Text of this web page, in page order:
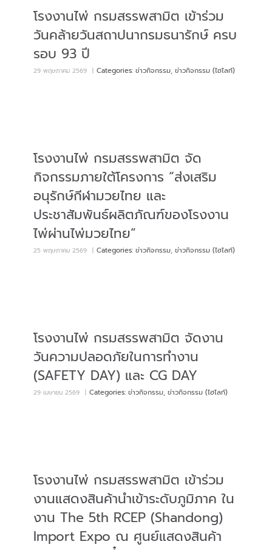
โรงงานไพ่ กรมสรรพสามิต เข้าร่วม
วันคล้ายวันสถาปนากรมธนารักษ์ ครบ
รอบ 93 ปี
29 พฤษภาคม 2569 Categories: ข่าวกิจกรรม, ข่าวกิจกรรม (ไฮไลท์)
โรงงานไพ่ กรมสรรพสามิต จัด
กิจกรรมภายใต้โครงการ “ส่งเสริม
อนุรักษ์กีฬามวยไทย และ
ประชาสัมพันธ์ผลิตภัณฑ์ของโรงงาน
ไพ่ผ่านไพ่มวยไทย”
25 พฤษภาคม 2569 Categories: ข่าวกิจกรรม, ข่าวกิจกรรม (ไฮไลท์)
โรงงานไพ่ กรมสรรพสามิต จัดงาน
วันความปลอดภัยในการทำงาน
(SAFETY DAY) และ CG DAY
29 เมษายน 2569 Categories: ข่าวกิจกรรม, ข่าวกิจกรรม (ไฮไลท์)
โรงงานไพ่ กรมสรรพสามิต เข้าร่วม
งานแสดงสินค้านำเข้าระดับภูมิภาค ใน
งาน The 5th RCEP (Shandong)
Import Expo ณ ศูนย์แสดงสินค้า